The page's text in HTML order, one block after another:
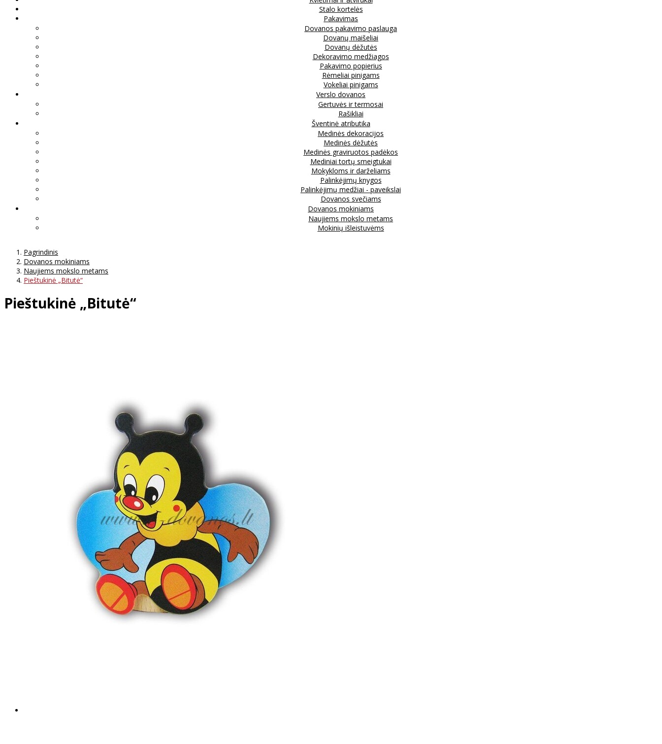
Stalo kortelės
Pakavimas
Dovanos pakavimo paslauga
Dovanų maišeliai
Dovanų dėžutės
Dekoravimo medžiagos
Pakavimo popierius
Rėmeliai pinigams
Vokeliai pinigams
Verslo dovanos
Gertuvės ir termosai
Rašikliai
Šventinė atributika
Medinės dekoracijos
Medinės dėžutės
Medinės graviruotos padėkos
Mediniai tortų smeigtukai
Mokykloms ir darželiams
Palinkėjimų knygos
Palinkėjimų medžiai - paveikslai
Dovanos svečiams
Dovanos mokiniams
Naujiems mokslo metams
Mokinių išleistuvėms
Pagrindinis
Dovanos mokiniams
Naujiems mokslo metams
Pieštukinė „Bitutė“
Pieštukinė „Bitutė“